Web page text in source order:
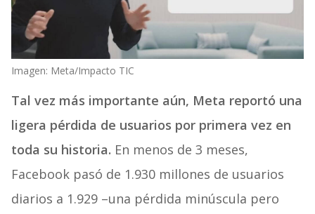
Imagen: Meta/Impacto TIC
Tal vez más importante aún, Meta reportó una
ligera pérdida de usuarios por primera vez en
toda su historia. En menos de 3 meses,
Facebook pasó de 1.930 millones de usuarios
diarios a 1.929 –una pérdida minúscula pero